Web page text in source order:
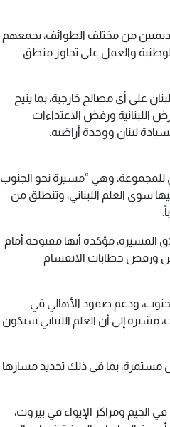
من مختلف الطوائف، يجمعهم
الوطنية والعمل على تجاوز منطق
على أي مصالح خارجية، بما يتيح
اللبنانية ورفض الاعتداءات
لبنان ووحدة أراضيه.
للمجموعة، وهي “مسيرة نحو الجنوب
سوى العلم اللبناني، وتنطلق من
21 حزيران موعداً لانطلاق المسيرة، مؤكدة أنها مفتوحة أمام
ورفض خطابات الانقسام
ودعم صمود الأهالي في
مشيرة إلى أن العلم اللبناني سيكون
مستمرة، بما في ذلك تحديد مسارها
الخيم ومراكز الإيواء في بيروت،